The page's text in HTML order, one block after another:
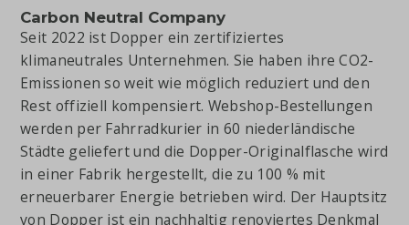
Carbon Neutral Company
Seit 2022 ist Dopper ein zertifiziertes
klimaneutrales Unternehmen. Sie haben ihre CO2-
Emissionen so weit wie möglich reduziert und den
Rest offiziell kompensiert. Webshop-Bestellungen
werden per Fahrradkurier in 60 niederländische
Städte geliefert und die Dopper-Originalflasche wird
in einer Fabrik hergestellt, die zu 100 % mit
erneuerbarer Energie betrieben wird. Der Hauptsitz
von Dopper ist ein nachhaltig renoviertes Denkmal